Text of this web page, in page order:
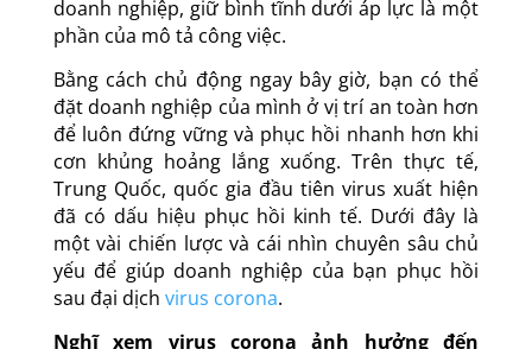
thay, đối với các doanh nhân và lãnh đạo
doanh nghiệp, giữ bình tĩnh dưới áp lực là một
phần của mô tả công việc.
Bằng cách chủ động ngay bây giờ, bạn có thể
đặt doanh nghiệp của mình ở vị trí an toàn hơn
để luôn đứng vững và phục hồi nhanh hơn khi
cơn khủng hoảng lắng xuống. Trên thực tế,
Trung Quốc, quốc gia đầu tiên virus xuất hiện
đã có dấu hiệu phục hồi kinh tế. Dưới đây là
một vài chiến lược và cái nhìn chuyên sâu chủ
yếu để giúp doanh nghiệp của bạn phục hồi
sau đại dịch
virus corona.